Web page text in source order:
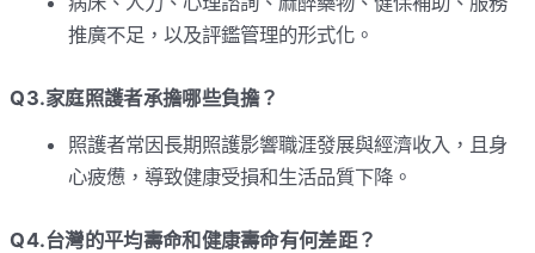
推廣不足，以及評鑑管理的形式化。
Q3.家庭照護者承擔哪些負擔？
照護者常因長期照護影響職涯發展與經濟收入，且身
心疲憊，導致健康受損和生活品質下降。
Q4.台灣的平均壽命和健康壽命有何差距？